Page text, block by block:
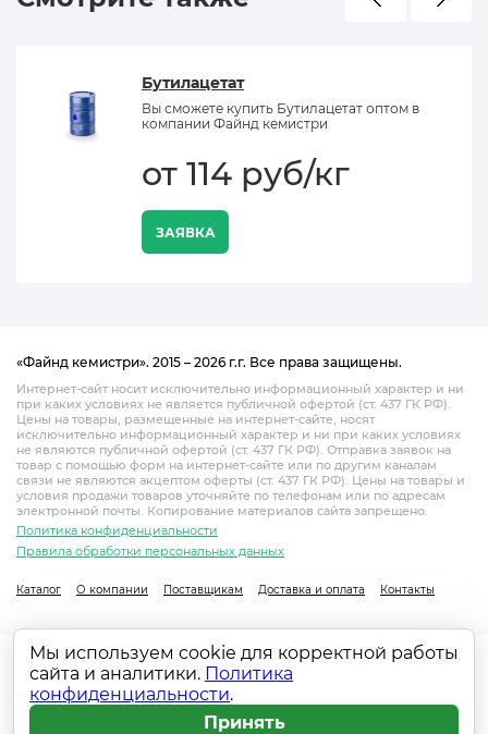
Бутилацетат
Вы сможете купить Бутилацетат оптом в
компании Файнд кемистри
от 114 руб/кг
ЗАЯВКА
«Файнд кемистри». 2015 – 2026 г.г. Все права защищены.
Интернет-сайт носит исключительно информационный характер и ни
при каких условиях не является публичной офертой (ст. 437 ГК РФ).
Цены на товары, размещенные на интернет-сайте, носят
исключительно информационный характер и ни при каких условиях
не являются публичной офертой (ст. 437 ГК РФ). Отправка заявок на
товар с помощью форм на интернет-сайте или по другим каналам
связи не являются акцептом оферты (ст. 437 ГК РФ). Цены на товары и
условия продажи товаров уточняйте по телефонам или по адресам
электронной почты. Копирование материалов сайта запрещено.
Политика конфиденциальности
Правила обработки персональных данных
Каталог О компании Поставщикам Доставка и оплата Контакты
Мы используем cookie для корректной работы
сайта и аналитики. Политика
конфиденциальности.
Принять